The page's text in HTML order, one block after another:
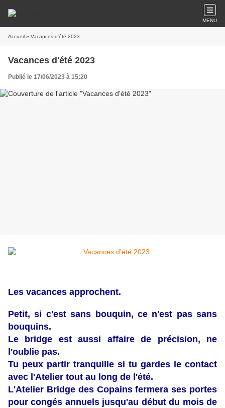
MENU
Accueil » Vacances d'été 2023
Vacances d'été 2023
Publié le 17/06/2023 à 15:20
Les vacances approchent.
Petit, si c'est sans bouquin, ce n'est pas sans
bouquins.
Le bridge est aussi affaire de précision, ne
l'oublie pas.
Tu peux partir tranquille si tu gardes le contact
avec l'Atelier tout au long de l'été.
L'Atelier Bridge des Copains fermera ses portes
pour congés annuels jusqu'au début du mois de